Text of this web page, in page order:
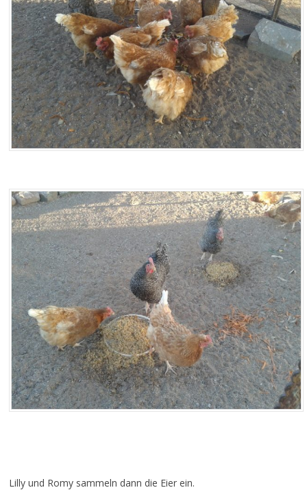
Lilly und Romy sammeln dann die Eier ein.